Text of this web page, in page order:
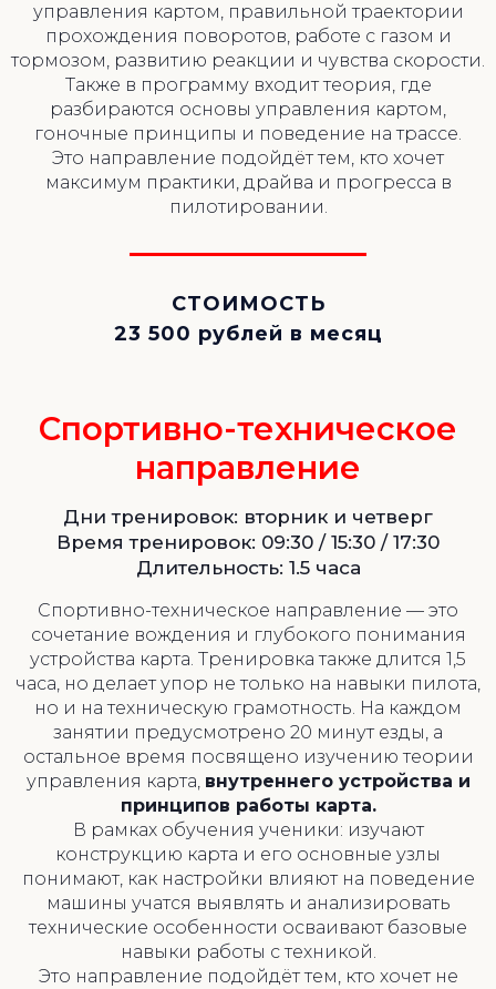
управления картом, правильной траектории
прохождения поворотов, работе с газом и
тормозом, развитию реакции и чувства скорости.
Также в программу входит теория, где
разбираются основы управления картом,
гоночные принципы и поведение на трассе.
Это направление подойдёт тем, кто хочет
максимум практики, драйва и прогресса в
пилотировании.
СТОИМОСТЬ
23 500 рублей в месяц
Спортивно-техническое
направление
Дни тренировок: вторник и четверг
Время тренировок: 09:30 / 15:30 / 17:30
Длительность: 1.5 часа
Спортивно-техническое направление — это
сочетание вождения и глубокого понимания
устройства карта. Тренировка также длится 1,5
часа, но делает упор не только на навыки пилота,
но и на техническую грамотность. На каждом
занятии предусмотрено 20 минут езды, а
остальное время посвящено изучению теории
управления карта, внутреннего устройства и
принципов работы карта.
В рамках обучения ученики: изучают
конструкцию карта и его основные узлы
понимают, как настройки влияют на поведение
машины учатся выявлять и анализировать
технические особенности осваивают базовые
навыки работы с техникой.
Это направление подойдёт тем, кто хочет не